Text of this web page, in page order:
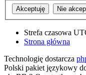
Strefa czasowa
Strona główna
Technologię dostarcza
Polski pakiet językowy